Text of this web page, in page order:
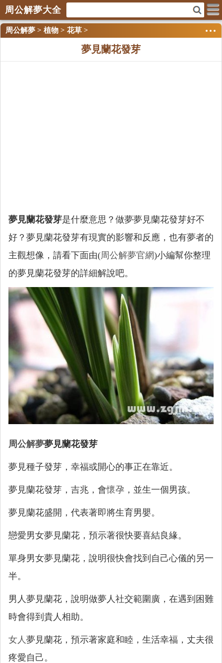
周公解夢大全
周公解夢 > 植物 > 花草 >
夢見蘭花發芽
夢見蘭花發芽是什麼意思？做夢夢見蘭花發芽好不
好？夢見蘭花發芽有現實的影響和反應，也有夢者的
主觀想像，請看下面由(周公解夢官網)小編幫你整理
的夢見蘭花發芽的詳細解說吧。
周公解夢夢見蘭花發芽
夢見種子發芽，幸福或開心的事正在靠近。
夢見蘭花發芽，吉兆，會懷孕 ，並生一個男孩。
夢見蘭花盛開，代表著即將生育男嬰。
戀愛男女夢見蘭花，預示著很快要喜結良緣。
單身男女夢見蘭花，說明很快會找到自己心儀的另一
半。
男人夢見蘭花，說明做夢人社交範圍廣，在遇到困難
時會得到貴人相助。
女人夢見蘭花，預示著家庭和睦，生活幸福，丈夫很
疼愛自己。